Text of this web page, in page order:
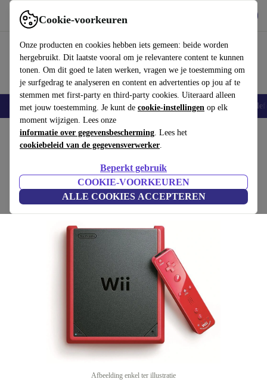
Cookie-voorkeuren
Onze producten en cookies hebben iets gemeen: beide worden
hergebruikt. Dit laatste vooral om je relevantere content te kunnen
tonen. Om dit goed te laten werken, vragen we je toestemming om
je surfgedrag te analyseren en content en advertenties op jou af te
stemmen met first-party en third-party cookies. Uiteraard alleen
met jouw toestemming. Je kunt de cookie-instellingen op elk
moment wijzigen. Lees onze
informatie over gegevensbescherming. Lees het
cookiebeleid van de gegevensverwerker.
Beperkt gebruik
COOKIE-VOORKEUREN
ALLE COOKIES ACCEPTEREN
Gebruik refurbed snel en eenvoudig
Smartphones Laptops Tablets Smartwatches Accessoires
Home Producten Spelcomputers Nintendo
Nintendo Wii Mini
Nunchuck | Afstandsbediening | Rood/Zwart
(1 beoordeling)
€120
Afbeelding enkel ter illustratie